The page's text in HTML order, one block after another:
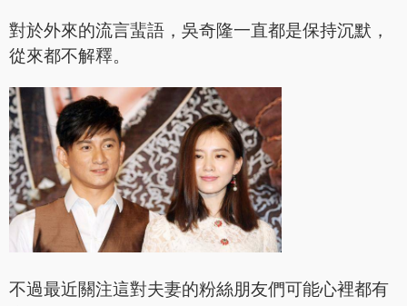
對於外來的流言蜚語，吳奇隆一直都是保持沉默，
從來都不解釋。
不過最近關注這對夫妻的粉絲朋友們可能心裡都有